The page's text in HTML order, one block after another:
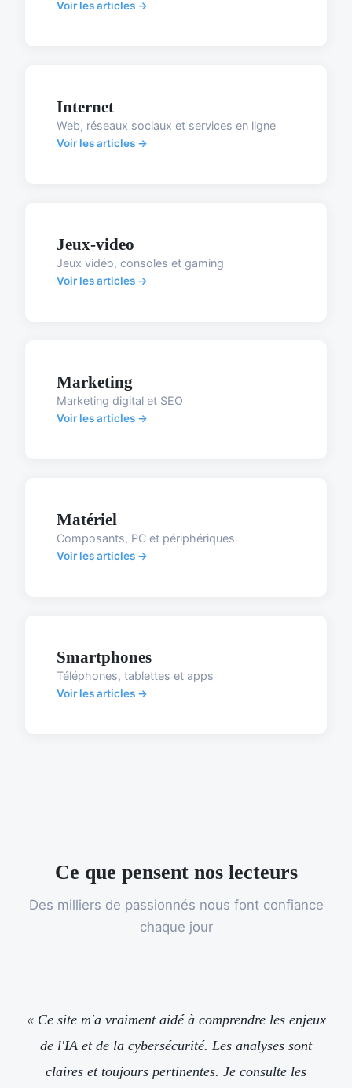
Voir les articles →
Internet
Web, réseaux sociaux et services en ligne
Voir les articles →
Jeux-video
Jeux vidéo, consoles et gaming
Voir les articles →
Marketing
Marketing digital et SEO
Voir les articles →
Matériel
Composants, PC et périphériques
Voir les articles →
Smartphones
Téléphones, tablettes et apps
Voir les articles →
Ce que pensent nos lecteurs
Des milliers de passionnés nous font confiance
chaque jour
« Ce site m'a vraiment aidé à comprendre les enjeux
de l'IA et de la cybersécurité. Les analyses sont
claires et toujours pertinentes. Je consulte les